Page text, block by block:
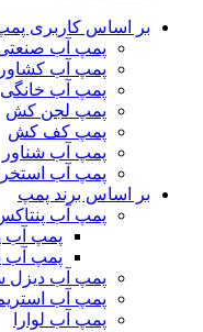
بر اساس کاربری
پمپ آب
پمپ آب
پمپ آب خانگی
پمپ لجن کش
پمپ کف کش
پمپ آب شناور
پمپ آب
بر اساس برند پمپ
پمپ آب
پمپ آب
پمپ آب
پمپ آب دیزل
پمپ آب
پمپ آب لوارا